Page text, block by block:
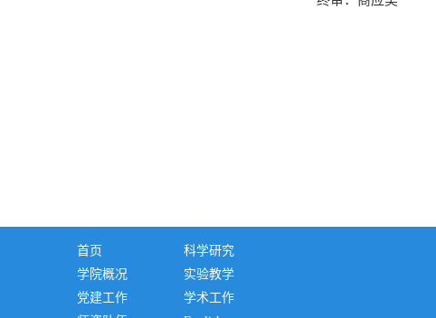
首页
学院概况
党建工作
科学研究
实验教学
学术工作